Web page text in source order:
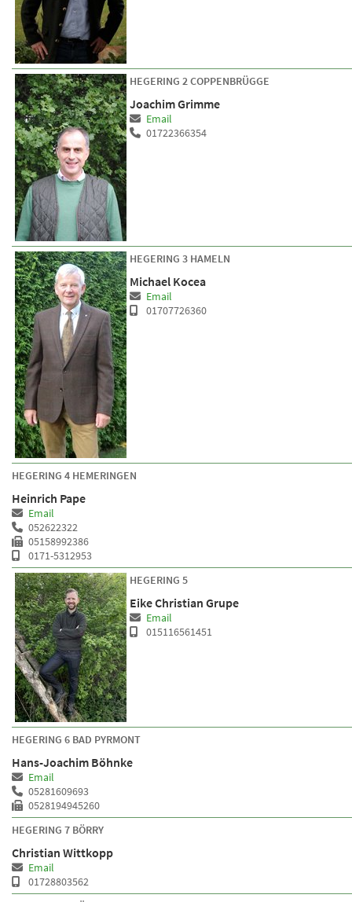
HEGERING 2 COPPENBRÜGGE
Joachim Grimme
Email
01722366354
HEGERING 3 HAMELN
Michael Kocea
Email
01707726360
HEGERING 4 HEMERINGEN
Heinrich Pape
Email
052622322
05158992386
0171-5312953
HEGERING 5
Eike Christian Grupe
Email
015116561451
HEGERING 6 BAD PYRMONT
Hans-Joachim Böhnke
Email
05281609693
0528194945260
HEGERING 7 BÖRRY
Christian Wittkopp
Email
01728803562